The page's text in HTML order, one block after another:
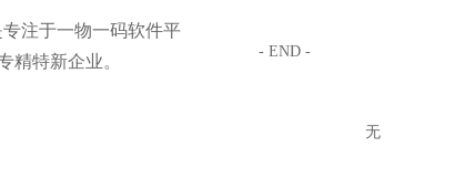
注于一物一码软件平
精特新企业。
- END -
无